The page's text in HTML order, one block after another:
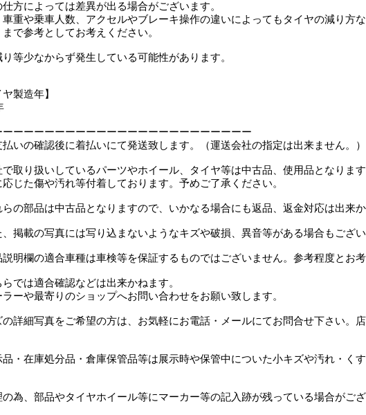
方によっては差異が出る場合がございます。
車重や乗車人数、アクセルやブレーキ操作の違いによってもタイヤの減り方
まで参考としてお考えください。
等少なからず発生している可能性があります。
ヤ製造年】
ーーーーーーーーーーーーーーーーーーーーーーーー
いの確認後に着払いにて発送致します。（運送会社の指定は出来ません。）
取り扱いしているパーツやホイール、タイヤ等は中古品、使用品となります
じた傷や汚れ等付着しております。予めご了承ください。
の部品は中古品となりますので、いかなる場合にも返品、返金対応は出来か
掲載の写真には写り込まないようなキズや破損、異音等がある場合もござい
明欄の適合車種は車検等を保証するものではございません。参考程度とお考
では適合確認などは出来かねます。
ラーや最寄りのショップへお問い合わせをお願い致します。
詳細写真をご希望の方は、お気軽にお電話・メールにてお問合せ下さい。
・在庫処分品・倉庫保管品等は展示時や保管中についた小キズや汚れ・く
為、部品やタイヤホイール等にマーカー等の記入跡が残っている場合がござ